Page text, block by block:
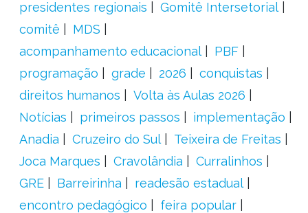
presidentes regionais
Gomitê Intersetorial
comitê
MDS
acompanhamento educacional
PBF
programação
grade 2026
conquistas
direitos humanos
Volta às Aulas 2026
Notícias
primeiros passos
implementação
Anadia
Cruzeiro do Sul
Teixeira de Freitas
Joca Marques
Cravolândia
Curralinhos
GRE
Barreirinha
readesão estadual
encontro pedagógico
feira popular